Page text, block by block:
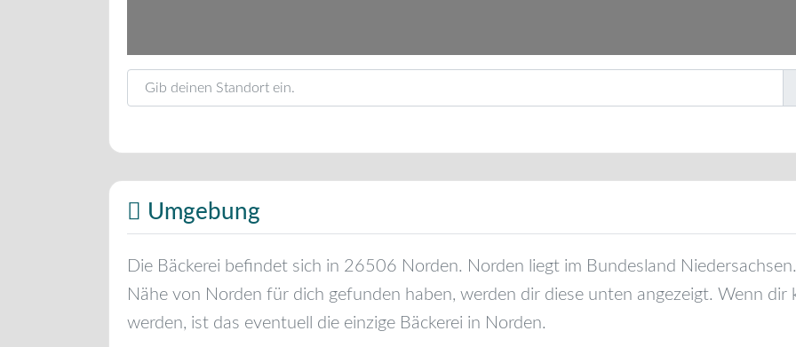
Umgebung
Die Bäckerei befindet sich in 26506 Norden. Norden liegt im Bundesland Niedersachsen
Nähe von Norden für dich gefunden haben, werden dir diese unten angezeigt. Wenn dir
werden, ist das eventuell die einzige Bäckerei in Norden.